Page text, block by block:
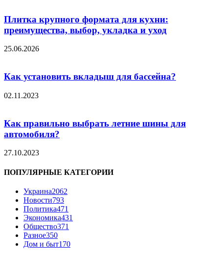
Плитка крупного формата для кухни:
преимущества, выбор, укладка и уход
25.06.2026
Как установить вкладыш для бассейна?
02.11.2023
Как правильно выбрать летние шины для
автомобиля?
27.10.2023
ПОПУЛЯРНЫЕ КАТЕГОРИИ
Украина2062
Новости793
Политика471
Экономика431
Общество371
Разное350
Дом и быт170